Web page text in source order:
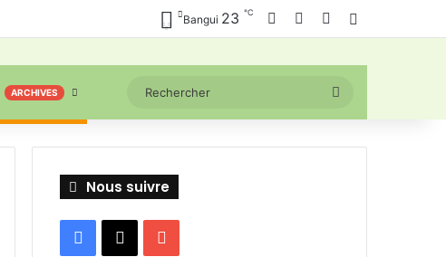
Bangui 23 ℃ Facebook YouTube
ARCHIVES Rechercher
Nous suivre
Facebook
X